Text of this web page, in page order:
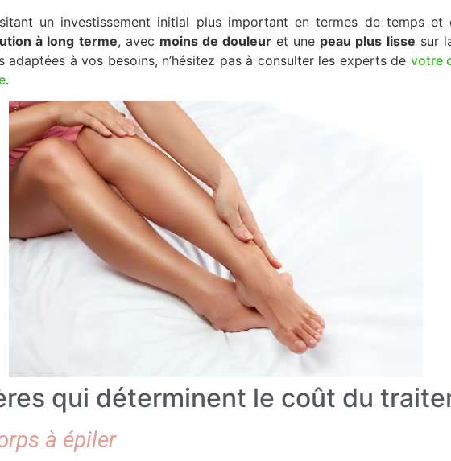
un investissement initial plus important en termes de temps et
à long terme, avec moins de douleur et une peau plus lisse sur
adaptées à vos besoins, n’hésitez pas à consulter les experts de votre
.
qui déterminent le coût du
à épiler